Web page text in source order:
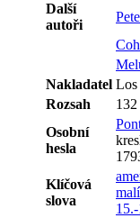
Další
autoři
Nakladatel Los
Rozsah
Osobní
hesla
Klíčová
slova